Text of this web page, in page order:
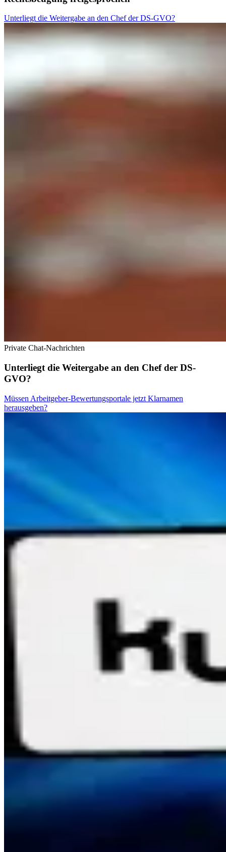
Unterliegt die Weitergabe an den Chef der DS-GVO?
Private Chat-Nachrichten
Unterliegt die Weitergabe an den Chef der DS-
GVO?
Müssen Arbeitgeber-Bewertungsportale jetzt Klarnamen
herausgeben?